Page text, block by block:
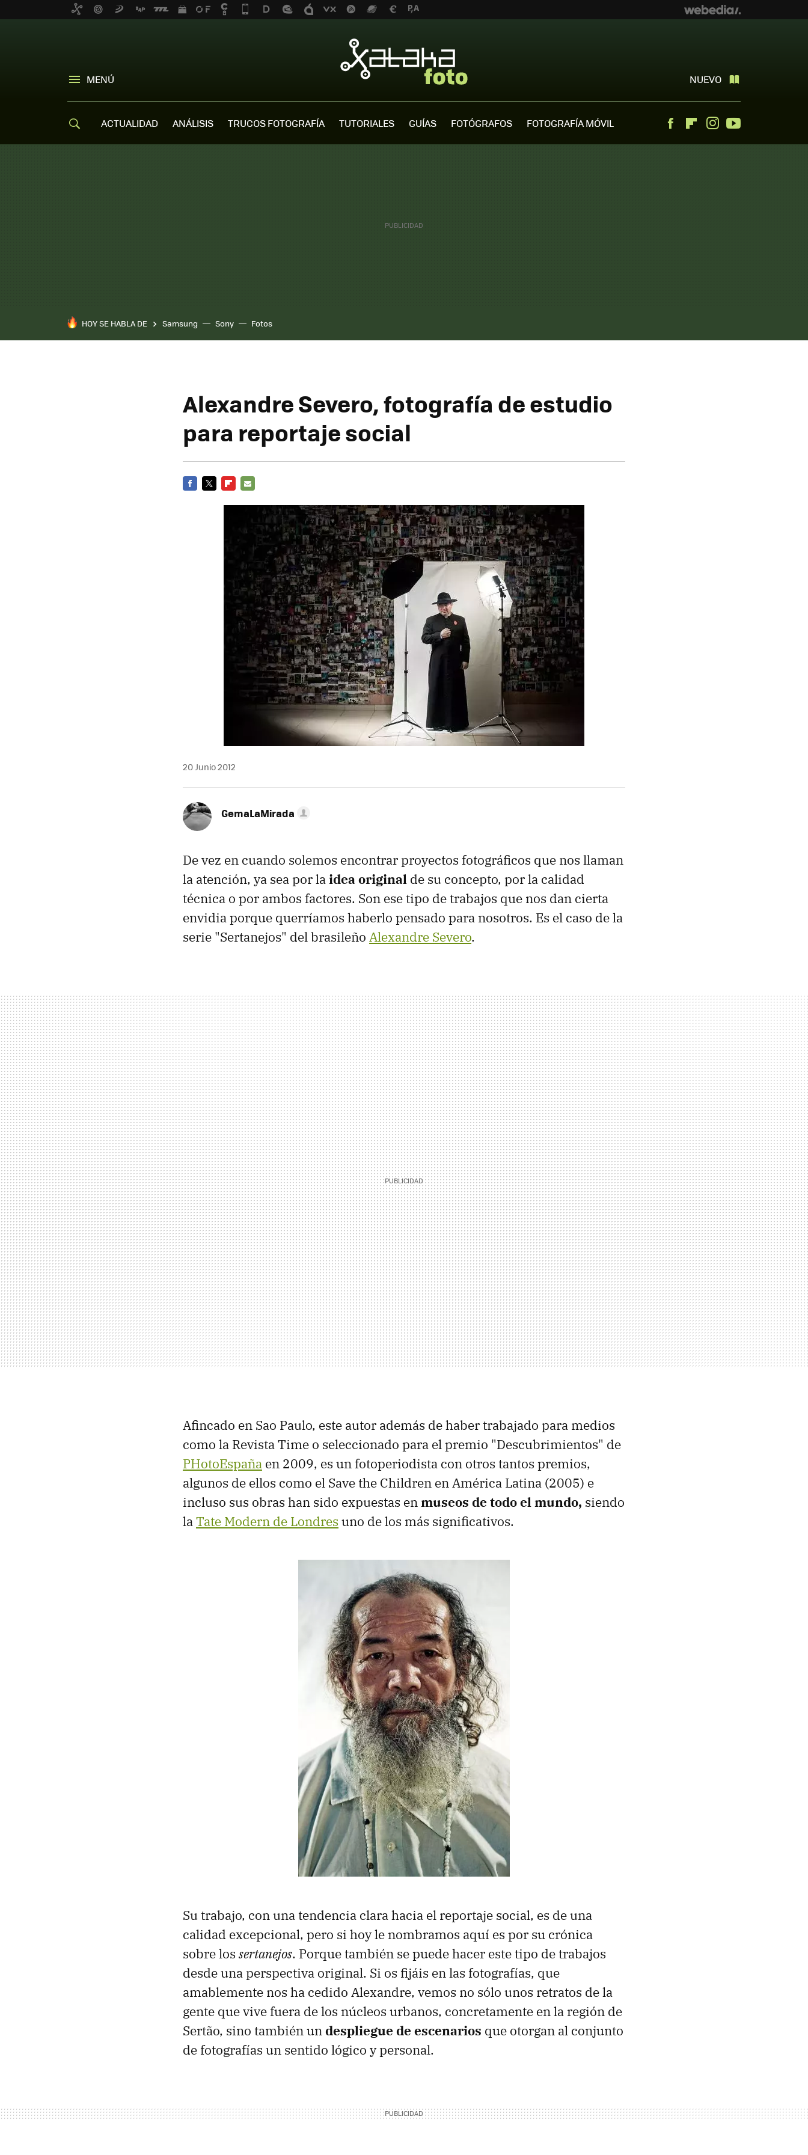
MENÚ NUEVO
ACTUALIDAD ANÁLISIS TRUCOS FOTOGRAFÍA TUTORIALES GUÍAS FOTÓGRAFOS FOTOGRAFÍA MÓVIL FacebookFlipboardInstagram
HOY SE HABLA DE Samsung Sony Fotos
Alexandre Severo, fotografía de estudio
para reportaje social
20 Junio 2012
GemaLaMirada
De vez en cuando solemos encontrar proyectos fotográficos que nos llaman
la atención, ya sea por laidea original de su concepto, por la calidad
técnica o por ambos factores. Son ese tipo de trabajos que nos dan cierta
envidia porque querríamos haberlo pensado para nosotros. Es el caso de la
serie "Sertanejos" del brasileño Alexandre Severo.
Afincado en Sao Paulo, este autor además de haber trabajado para medios
como la Revista Time o seleccionado para el premio "Descubrimientos" de
PHotoEspaña en 2009, es un fotoperiodista con otros tantos premios,
algunos de ellos como el Save the Children en América Latina (2005) e
incluso sus obras han sido expuestas enmuseos de todo el mundo, siendo
laTate Modern de Londres uno de los más significativos.
Su trabajo, con una tendencia clara hacia el reportaje social, es de una
calidad excepcional, pero si hoy le nombramos aquí es por su crónica
sobre los sertanejos. Porque también se puede hacer este tipo de trabajos
desde una perspectiva original. Si os fijáis en las fotografías, que
amablemente nos ha cedido Alexandre, vemos no sólo unos retratos de la
gente que vive fuera de los núcleos urbanos, concretamente en la región de
Sertão, sino también undespliegue de escenarios que otorgan al conjunto
de fotografías un sentido lógico y personal.